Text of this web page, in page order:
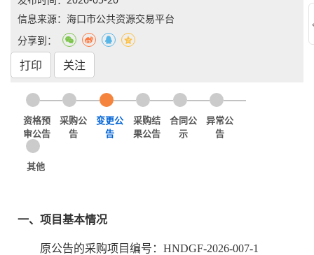
信息来源：海口市公共资源交易平台
分享到：
打印 关注
资格预
审公告
采购公
告
变更公
告
采购结
果公告
合同公
示
异常公
告
其他
一、项目基本情况
原公告的采购项目编号：HNDGF-2026-007-1